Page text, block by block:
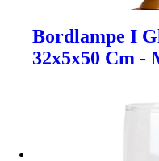
Bordlampe I
32x5x50 Cm -